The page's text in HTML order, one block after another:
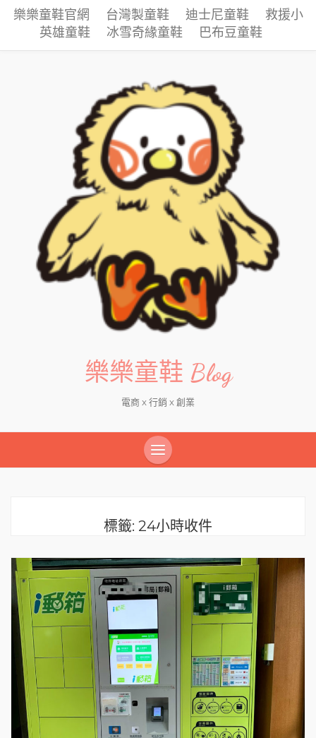
樂樂童鞋官網 台灣製童鞋 迪士尼童鞋
救援小
英雄童鞋
冰雪奇緣童鞋 巴布豆童鞋
樂樂童鞋 Blog
電商 x 行銷 x 創業
標籤: 24小時收件